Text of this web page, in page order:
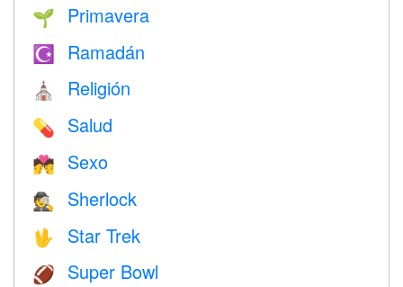
🌱 Primavera
☪️ Ramadán
⛪️ Religión
💊 Salud
💏 Sexo
🕵️ Sherlock
🖖 Star Trek
🏈 Super Bowl